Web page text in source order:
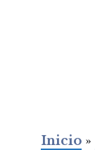
Inicio »